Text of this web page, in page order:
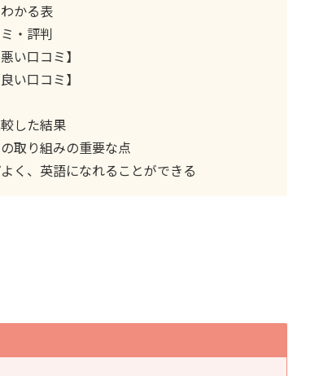
かる表
・評判
い口コミ】
い口コミ】
した結果
取り組みの重要な点
く、英語になれることができる